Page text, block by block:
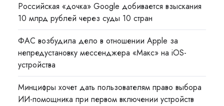
Российская «дочка» Google добивается взыскания
10 млрд рублей через суды 10 стран
ФАС возбудила дело в отношении Apple за
непредустановку мессенджера «Макс» на iOS-
устройства
Минцифры хочет дать пользователям право выбора
ИИ-помощника при первом включении устройств